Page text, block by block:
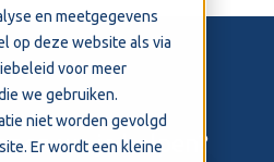
en meetgegevens
op deze website als via
voor meer
we gebruiken.
niet worden gevolgd
Er wordt een kleine
we je helpen?